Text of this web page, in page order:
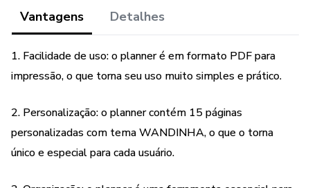
arquivo mande um e-mail para
mirandacreativedigital@gmail.com que vou te ajudar.
Espero que você realize muitas coisas boas ao utilizar esse
planner para se organizar a atingir suas metas! Ah, caso
queira um planner personalizado especial para você (com
no insta mirandacreativedigital.
Vantagens Detalhes
1. Facilidade de uso: o planner é em formato PDF para
impressão, o que torna seu uso muito simples e prático.
2. Personalização: o planner contém 15 páginas
personalizadas com tema WANDINHA, o que o torna
único e especial para cada usuário.